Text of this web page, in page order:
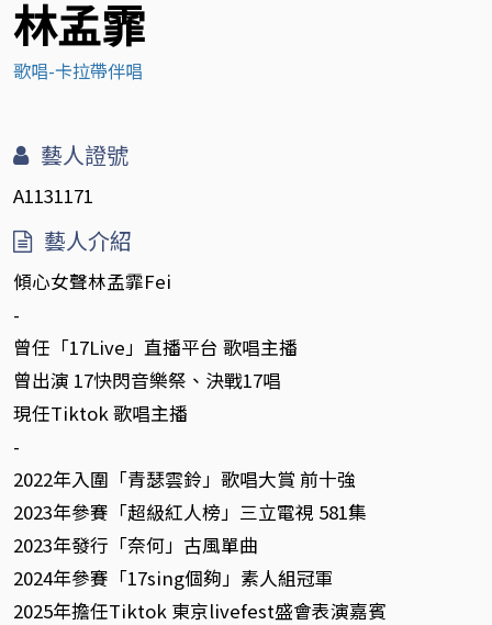
林孟霏
歌唱-卡拉帶伴唱
藝人證號
A1131171
藝人介紹
傾心女聲林孟霏Fei
-
曾任「17Live」直播平台 歌唱主播
曾出演 17快閃音樂祭、決戰17唱
現任Tiktok 歌唱主播
-
2022年入圍「青瑟雲鈴」歌唱大賞 前十強
2023年參賽「超級紅人榜」三立電視 581集
2023年發行「奈何」古風單曲
2024年參賽「17sing個夠」素人組冠軍
2025年擔任Tiktok 東京livefest盛會表演嘉賓